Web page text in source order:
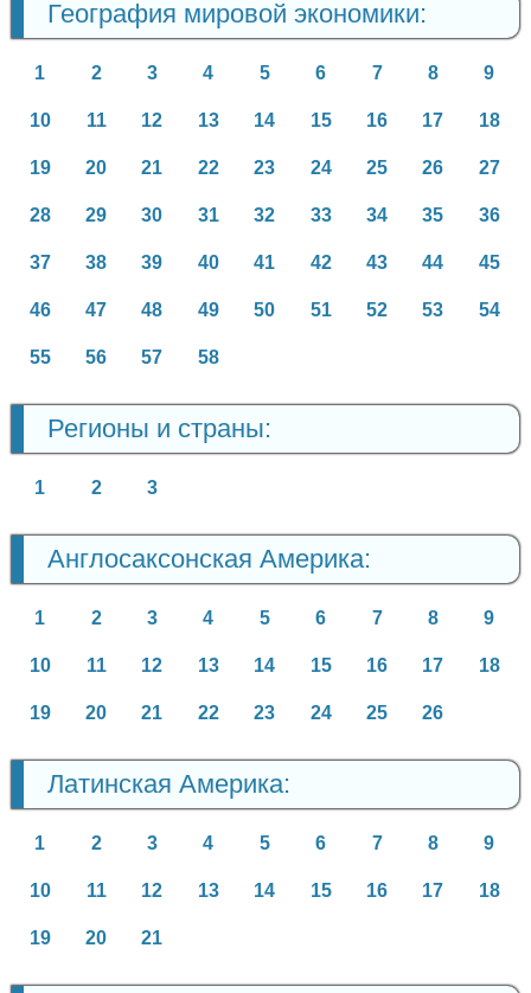
География мировой экономики:
1 2 3 4 5 6 7 8 9
10 11 12 13 14 15 16 17 18
19 20 21 22 23 24 25 26 27
28 29 30 31 32 33 34 35 36
37 38 39 40 41 42 43 44 45
46 47 48 49 50 51 52 53 54
55 56 57 58
Регионы и страны:
1 2 3
Англосаксонская Америка:
1 2 3 4 5 6 7 8 9
10 11 12 13 14 15 16 17 18
19 20 21 22 23 24 25 26
Латинская Америка:
1 2 3 4 5 6 7 8 9
10 11 12 13 14 15 16 17 18
19 20 21